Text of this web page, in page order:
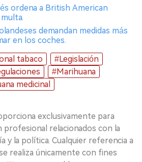
ordena a British American
demandan medidas más
en los coches.
tabaco
#Legislación
#Marihuana
medicinal
exclusivamente para
profesional relacionados con la
y la política. Cualquier referencia a
realiza únicamente con fines